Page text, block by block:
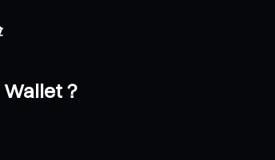
Wallet？